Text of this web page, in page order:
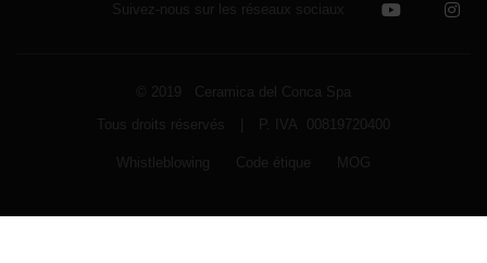
Suivez-nous sur les réseaux sociaux
© 2019 Ceramica del Conca Spa
Tous droits réservés
P. IVA 00819720400
Whistleblowing Code étique MOG